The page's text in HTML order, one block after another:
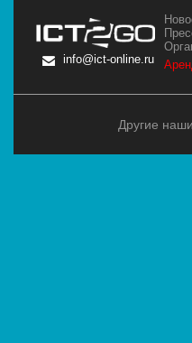
info@ict-online.ru
Другие